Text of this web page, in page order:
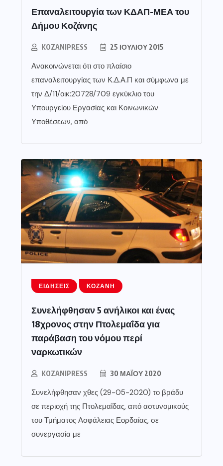
Επαναλειτουργία των ΚΔΑΠ-ΜΕΑ του
Δήμου Κοζάνης
KOZANIPRESS 25 ΙΟΥΛΊΟΥ 2015
Ανακοινώνεται ότι στο πλαίσιο
επαναλειτουργίας των Κ.Δ.Α.Π και σύμφωνα με
την Δ/11/οικ:20728/709 εγκύκλιο του
Υπουργείου Εργασίας και Κοινωνικών
Υποθέσεων, από
ΕΙΔΉΣΕΙΣ ΚΟΖΆΝΗ
Συνελήφθησαν 5 ανήλικοι και ένας
18χρονος στην Πτολεμαΐδα για
παράβαση του νόμου περί
ναρκωτικών
KOZANIPRESS 30 ΜΑΪ́ΟΥ 2020
Συνελήφθησαν χθες (29-05-2020) το βράδυ
σε περιοχή της Πτολεμαΐδας, από αστυνομικούς
του Τμήματος Ασφάλειας Εορδαίας, σε
συνεργασία με